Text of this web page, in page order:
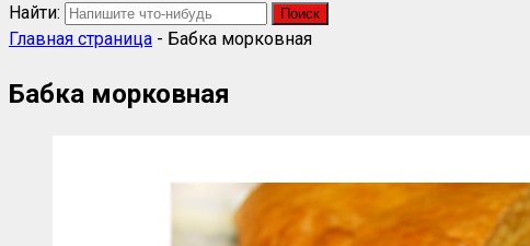
Найти:
Главная страница - Бабка морковная
Бабка морковная